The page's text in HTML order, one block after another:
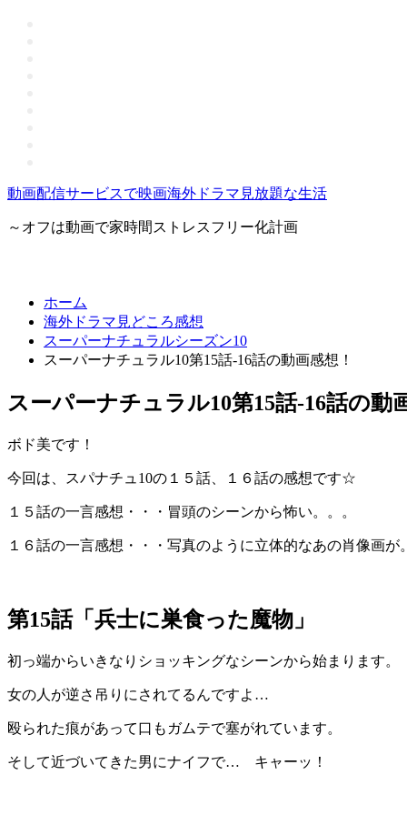
動画配信サービスで映画海外ドラマ見放題な生活
～オフは動画で家時間ストレスフリー化計画
ホーム
海外ドラマ見どころ感想
スーパーナチュラルシーズン10
スーパーナチュラル10第15話-16話の動画感想！
スーパーナチュラル10第15話-16話の動
ボド美です！
今回は、スパナチュ10の１５話、１６話の感想です☆
１５話の一言感想・・・冒頭のシーンから怖い。。。
１６話の一言感想・・・写真のように立体的なあの肖像画が
第15話「兵士に巣食った魔物」
初っ端からいきなりショッキングなシーンから始まります。
女の人が逆さ吊りにされてるんですよ…
殴られた痕があって口もガムテで塞がれています。
そして近づいてきた男にナイフで… キャーッ！